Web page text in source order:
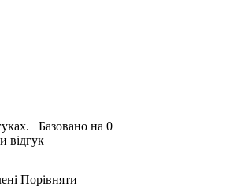
Базовано на 0
відгук
Порівняти